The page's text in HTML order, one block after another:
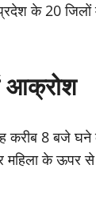
के 20
आक्रोश
करीब 8 बजे
महिला के ऊपर